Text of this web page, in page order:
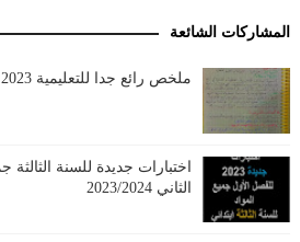
المشاركات الشائعة
ملخص رائع جدا للتعليمية 2023
اختبارات جديدة للسنة الثالثة
الثاني 2023/2024